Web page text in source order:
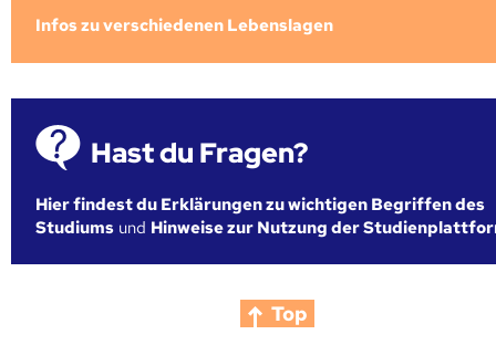
Infos zu verschiedenen Lebenslagen
Hast du Fragen?
Hier findest du Erklärungen zu wichtigen Begriffen des
Studiums und Hinweise zur Nutzung der
Top